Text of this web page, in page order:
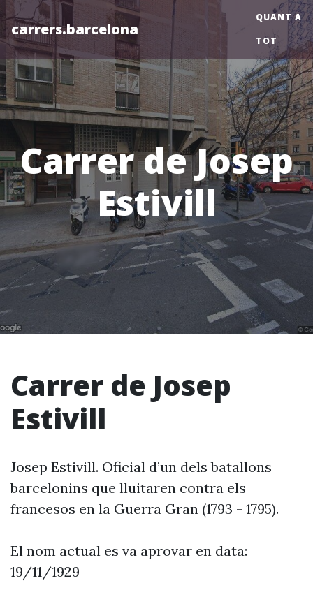
carrers.barcelona
QUANT A
TOT
Carrer de Josep
Estivill
Carrer de Josep
Estivill
Josep Estivill. Oficial d’un dels batallons
barcelonins que lluitaren contra els
francesos en la Guerra Gran (1793 - 1795).
El nom actual es va aprovar en data:
19/11/1929